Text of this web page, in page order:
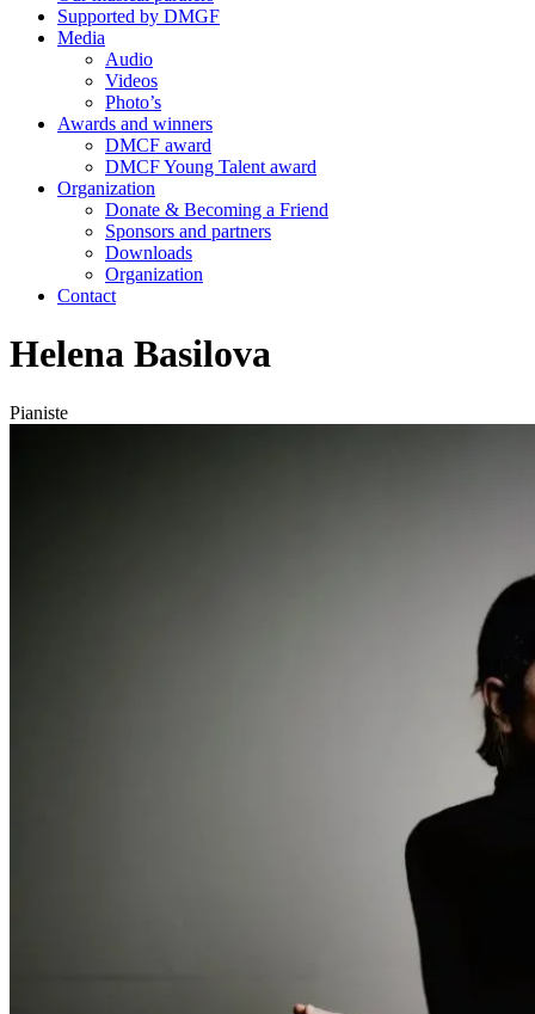
Supported by DMGF
Media
Audio
Videos
Photo’s
Awards and winners
DMCF award
DMCF Young Talent award
Organization
Donate & Becoming a Friend
Sponsors and partners
Downloads
Organization
Contact
Helena Basilova
Pianiste